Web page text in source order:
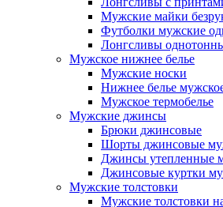
Мужские майки
Футболки мужские
Лонгсливы
Мужское нижнее белье
Мужские носки
Нижнее белье
Мужское термобелье
Мужские джинсы
Брюки джинсовые
Шорты джинсовые
Джинсы утепленные
Джинсовые куртки
Мужские толстовки
Мужские толстовки